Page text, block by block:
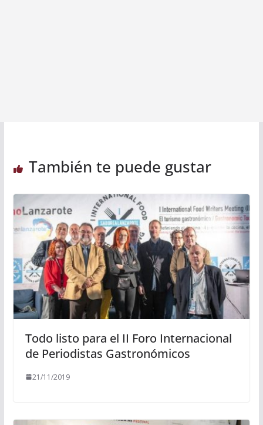
También te puede gustar
Todo listo para el II Foro Internacional
de Periodistas Gastronómicos
21/11/2019